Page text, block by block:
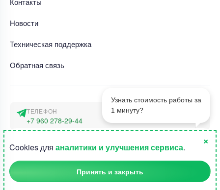
1
Узнать стоимость работы за
1 минуту?
Новости
Техническая поддержка
Обратная связь
ТЕЛЕФОН
+7 960 278-29-44
г. Москва, наб. Тараса Шевченко 23а
©2015-2026, Студландия -
Cookies для аналитики и улучшения сервиса.
×
Принять и закрыть